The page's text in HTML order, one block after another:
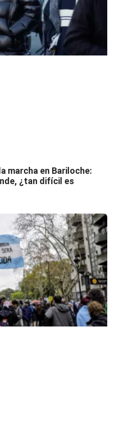
marcha en Bariloche:
¿tan difícil es